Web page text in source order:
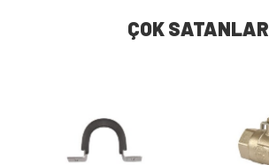
ÇOK SATANLAR